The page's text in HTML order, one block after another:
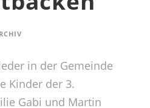
in der Gemeinde
Kinder der 3.
Gabi und Martin